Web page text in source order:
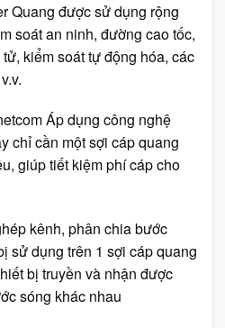
Quang được sử dụng rộng
soát an ninh, đường cao tốc,
kiểm soát tự động hóa, các
Áp dụng công nghệ
chỉ cần một sợi cáp quang
giúp tiết kiệm phí cáp cho
kênh, phân chia bước
sử dụng trên 1 sợi cáp quang
bị truyền và nhận được
sóng khác nhau